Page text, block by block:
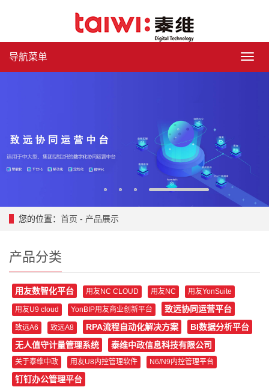
导
导航菜单
您的位置： 首页 - 产品展示
产品分类
用友数智化平台 用友NC CLOUD 用友NC 用友YonSuite
用友U9 cloud YonBIP用友商业创新平台 致远协同运营平台
致远A6 致远A8 RPA流程自动化解决方案
BI数据分析平台
无人值守计量管理系统
泰维中政信息科技有限公司
关于泰维中政 用友U8内控管理软件 N6/N9内控管理平台
钉钉办公管理平台